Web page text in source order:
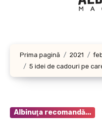
Prima pagină 2021
5 idei de cadouri pe
Albinuţa recomandă...